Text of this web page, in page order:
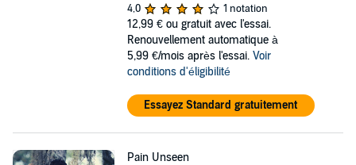
4,0
1 notation
12,99 € ou gratuit avec l'essai.
Renouvellement automatique à
5,99 €/mois après l'essai. Voir
conditions d'éligibilité
Essayez Standard gratuitement
Pain Unseen